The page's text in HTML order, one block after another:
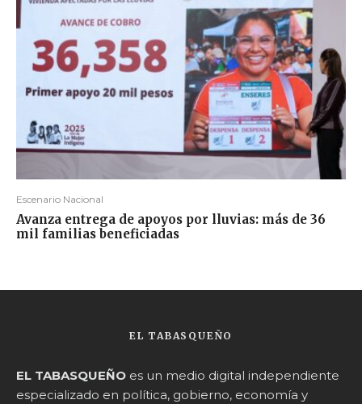
Escenario Nacional
Avanza entrega de apoyos por lluvias: más de 36
mil familias beneficiadas
EL TABASQUEÑO
EL TABASQUEÑO es un medio digital independiente
especializado en política, gobierno, economía y